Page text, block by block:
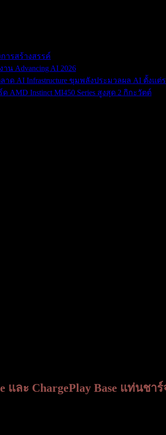
ารสร้างสรรค์
Advancing AI 2026
าด AI Infrastructure ขุมพลังประมวลผล AI ตั้งแ
Instinct MI450 Series สูงสุด 2 กิกะวัตต์
และ ChargePlay Base แท่นชา